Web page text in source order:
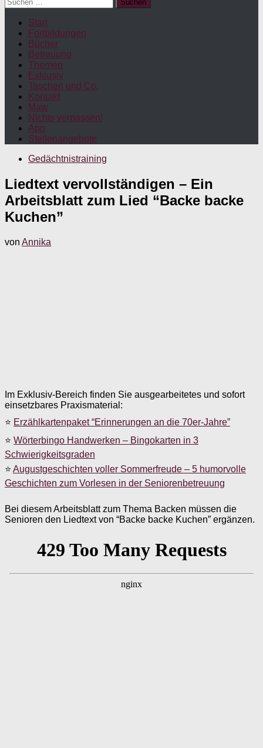
nach:
Start
Fortbildungen
Bücher
Betreuung
Themen
Exklusiv
Taschen und Co.
Kontakt
Maw
Nichts verpassen!
App
Stellenangebote
Gedächtnistraining
Liedtext vervollständigen – Ein
Arbeitsblatt zum Lied “Backe backe
Kuchen”
von Annika
Im Exklusiv-Bereich finden Sie ausgearbeitetes und sofort
einsetzbares Praxismaterial:
⭐ Erzählkartenpaket “Erinnerungen an die 70er-Jahre”
⭐ Wörterbingo Handwerken – Bingokarten in 3
Schwierigkeitsgraden
⭐ Augustgeschichten voller Sommerfreude – 5 humorvolle
Geschichten zum Vorlesen in der Seniorenbetreuung
Bei diesem Arbeitsblatt zum Thema Backen müssen die
Senioren den Liedtext von “Backe backe Kuchen” ergänzen.